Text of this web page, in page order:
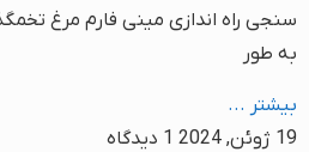
سنجی راه اندازی مینی فارم مرغ
به طور
بیشتر ...
19 ژوئن, 2024
1 دیدگاه